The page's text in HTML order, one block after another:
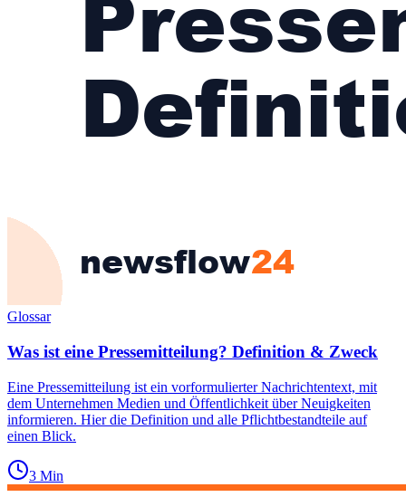
Glossar
Was ist eine Pressemitteilung? Definition & Zweck
Eine Pressemitteilung ist ein vorformulierter Nachrichtentext, mit
dem Unternehmen Medien und Öffentlichkeit über Neuigkeiten
informieren. Hier die Definition und alle Pflichtbestandteile auf
einen Blick.
3 Min